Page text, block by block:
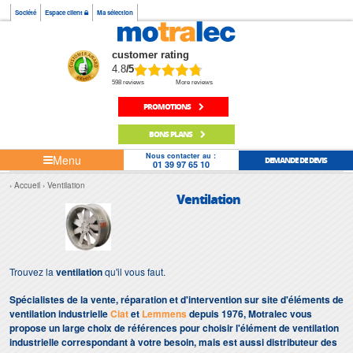
Société Espace client Ma sélection
customer rating
4.8/5
598 reviews More reviews
PROMOTIONS
BONS PLANS
Menu Nous contacter au :
01 39 97 65 10 DEMANDE DE DEVIS
Accueil Ventilation
Ventilation
Trouvez la ventilationqu'il vous faut.
Spécialistes de la vente, réparation et d'intervention sur site d'éléments de
ventilation industrielleCiatet Lemmensdepuis 1976, Motralec vous
propose un large choix de références pour choisir l'élément de ventilation
industrielle correspondant à votre besoin, mais est aussi distributeur des